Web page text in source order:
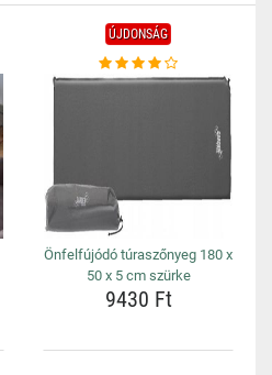
ÚJDONSÁG
Önfelfújódó túraszőnyeg 180 x
50 x 5 cm szürke
9430 Ft